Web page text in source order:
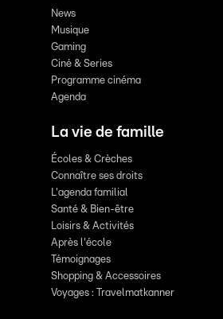
News
Musique
Gaming
Ciné & Series
Programme cinéma
Agenda
La vie de famille
Écoles & Crèches
Connaître ses droits
L'agenda familial
Santé & Bien-être
Loisirs & Activités
Après l'école
Témoignages
Shopping & Accessoires
Voyages : Travelmatkanner